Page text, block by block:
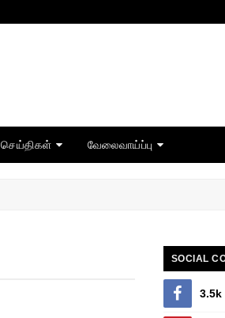
செய்திகள் வேலைவாய்ப்பு
SOCIAL
3.5k